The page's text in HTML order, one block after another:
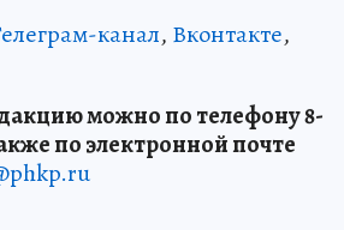
канал, Вконтакте,
можно по телефону 8-
по электронной почте